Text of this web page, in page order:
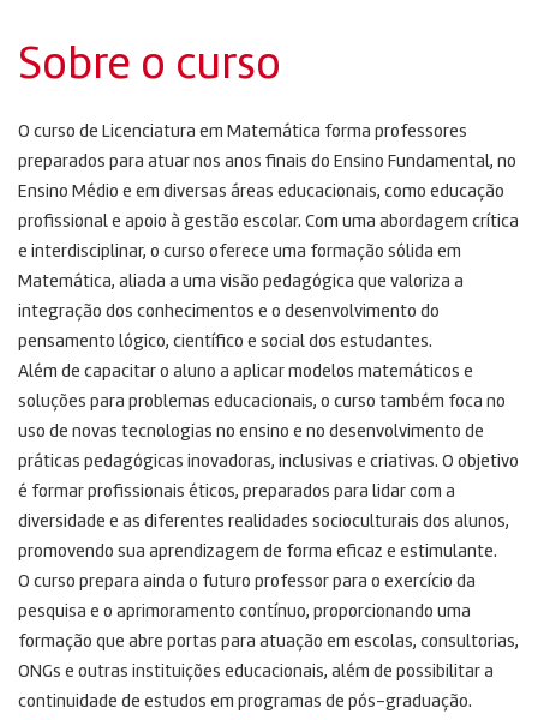
Sobre o curso
O curso de Licenciatura em Matemática forma professores
preparados para atuar nos anos finais do Ensino Fundamental, no
Ensino Médio e em diversas áreas educacionais, como educação
profissional e apoio à gestão escolar. Com uma abordagem crítica
e interdisciplinar, o curso oferece uma formação sólida em
Matemática, aliada a uma visão pedagógica que valoriza a
integração dos conhecimentos e o desenvolvimento do
pensamento lógico, científico e social dos estudantes.
Além de capacitar o aluno a aplicar modelos matemáticos e
soluções para problemas educacionais, o curso também foca no
uso de novas tecnologias no ensino e no desenvolvimento de
práticas pedagógicas inovadoras, inclusivas e criativas. O objetivo
é formar profissionais éticos, preparados para lidar com a
diversidade e as diferentes realidades socioculturais dos alunos,
promovendo sua aprendizagem de forma eficaz e estimulante.
O curso prepara ainda o futuro professor para o exercício da
pesquisa e o aprimoramento contínuo, proporcionando uma
formação que abre portas para atuação em escolas, consultorias,
ONGs e outras instituições educacionais, além de possibilitar a
continuidade de estudos em programas de pós-graduação.